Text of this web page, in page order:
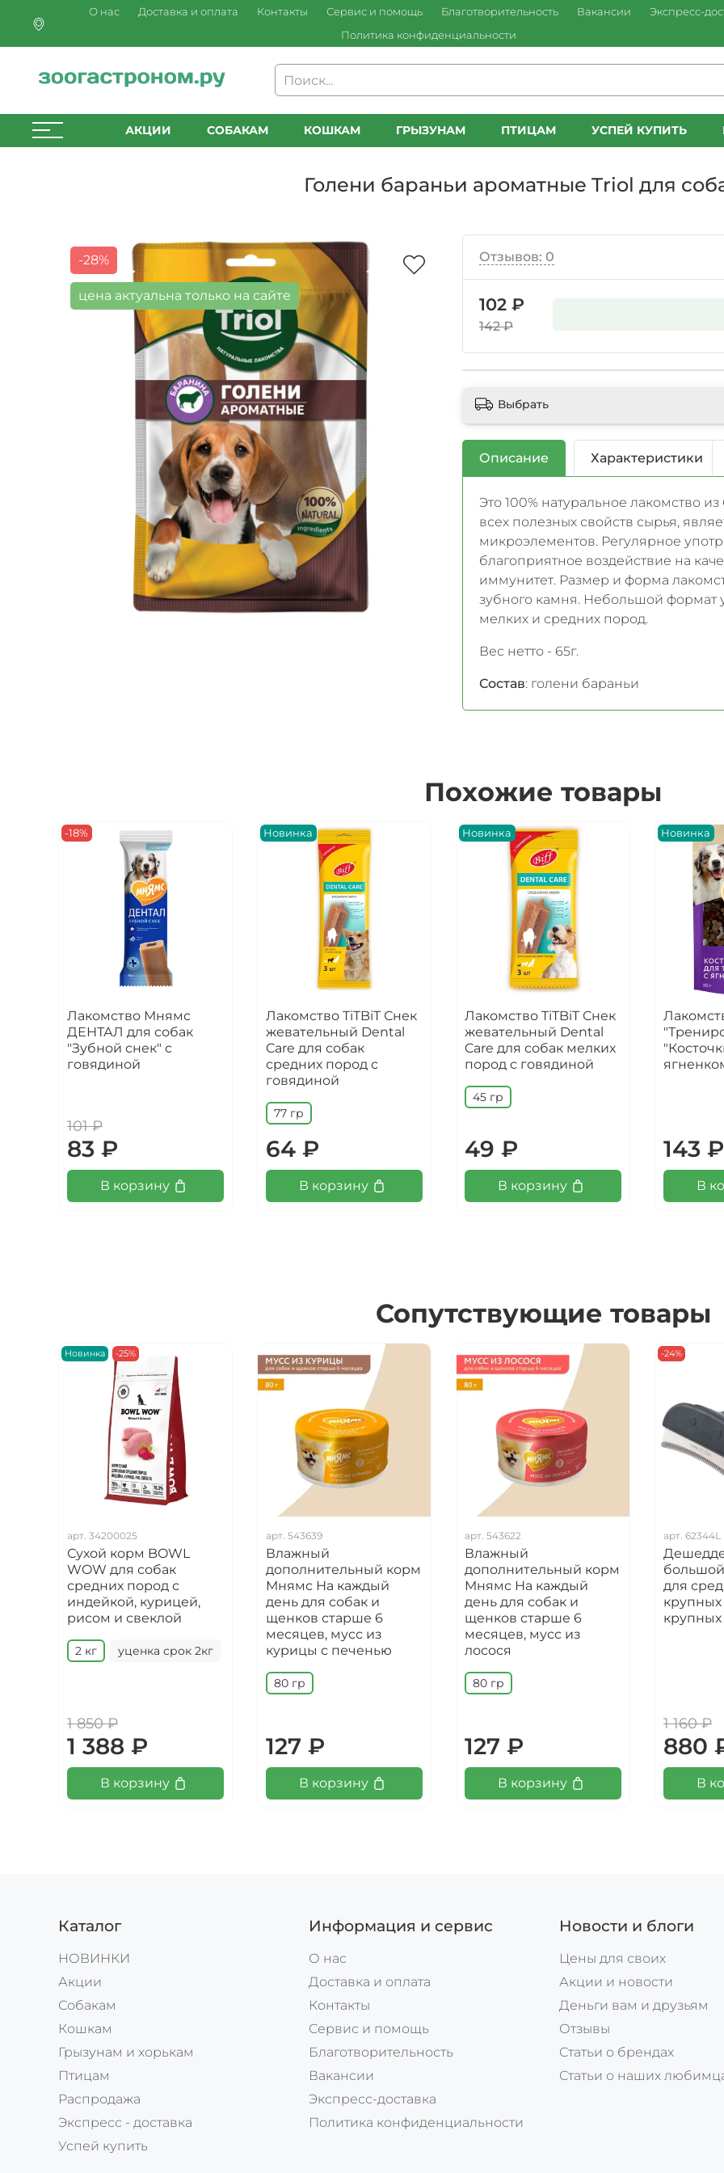
О нас Доставка и оплата Контакты Сервис и помощь Благотворительность Вакансии
Экспресс-
Политика конфиденциальности
АКЦИИ СОБАКАМ КОШКАМ ГРЫЗУНАМ ПТИЦАМ УСПЕЙ КУПИТЬ
Голени бараньи ароматные Triol для
-28%
цена актуальна только на сайте
Отзывов: 0
102 ₽
142 ₽
Выбрать
Описание Характеристики
Это 100% натуральное лакомство
всех полезных свойств сырья,
микроэлементов. Регулярное
благоприятное воздействие на
иммунитет. Размер и форма
зубного камня. Небольшой формат
мелких и средних пород.
Вес нетто - 65г.
Состав: голени бараньи
Похожие товары
-18%
Лакомство Мнямс
ДЕНТАЛ для собак
"Зубной снек" с
говядиной
101 ₽
83 ₽
В корзину
Новинка
Лакомство TiTBiT Снек
жевательный Dental
Care для собак
средних пород с
говядиной
77 гр
64 ₽
В корзину
Новинка
Лакомство TiTBiT Снек
жевательный Dental
Care для собак мелких
пород с говядиной
45 гр
49 ₽
В корзину
Новинка
143 ₽
В
Сопутствующие товары
Новинка -25%
арт. 34200025
Сухой корм BOWL
WOW для собак
средних пород с
индейкой, курицей,
рисом и свеклой
2 кг уценка срок 2кг
1 850 ₽
1 388 ₽
В корзину
арт. 543639
Влажный
дополнительный корм
Мнямс На каждый
день для собак и
щенков старше 6
месяцев, мусс из
курицы с печенью
80 гр
127 ₽
В корзину
арт. 543622
Влажный
дополнительный корм
Мнямс На каждый
день для собак и
щенков старше 6
месяцев, мусс из
лосося
80 гр
127 ₽
В корзину
-24%
арт. 62344L
для
крупных
1 160 ₽
880
В
Каталог
НОВИНКИ
Акции
Собакам
Кошкам
Грызунам и хорькам
Птицам
Распродажа
Экспресс - доставка
Успей купить
Информация и сервис
О нас
Доставка и оплата
Контакты
Сервис и помощь
Благотворительность
Вакансии
Экспресс-доставка
Политика конфиденциальности
Новости и блоги
Цены для своих
Акции и новости
Деньги вам и друзьям
Отзывы
Статьи о брендах
Статьи о наших